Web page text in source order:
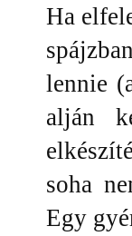
Ha
lennie
alján
soha
Egy